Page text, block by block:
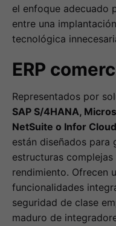
el enfoque adecuado
entre una
tecnológica
ERP
Representados por
SAP S/4HANA,
NetSuite o Infor
están diseñados para
estructuras
rendimiento. Ofrecen
funcionalidades
seguridad de clase
maduro de